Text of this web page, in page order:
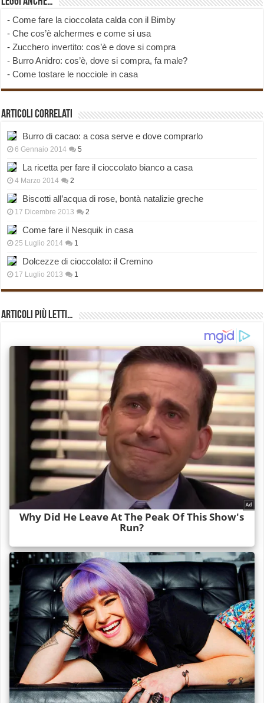
-Come fare la cioccolata calda con il Bimby
-Che cos’è alchermes e come si usa
-Zucchero invertito: cos’è e dove si compra
- Burro Anidro: cos’è, dove si compra, fa male?
-Come tostare le nocciole in casa
Articoli correlati
Burro di cacao: a cosa serve e dove comprarlo
6 Gennaio 2014 5
La ricetta per fare il cioccolato bianco a casa
4 Marzo 2014 2
Biscotti all’acqua di rose, bontà natalizie greche
17 Dicembre 2013 2
Come fare il Nesquik in casa
25 Luglio 2014 1
Dolcezze di cioccolato: il Cremino
17 Luglio 2013 1
Articoli più Letti…